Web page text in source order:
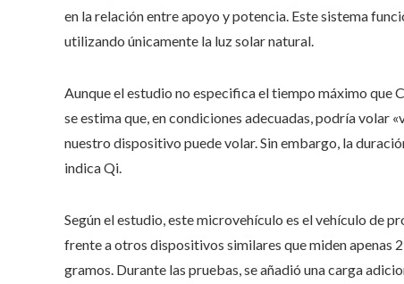
en la relación entre apoyo y potencia. Este sistema
utilizando únicamente la luz solar natural.
Aunque el estudio no especifica el tiempo máximo que
se estima que, en condiciones adecuadas, podría volar
nuestro dispositivo puede volar. Sin embargo, la
indica Qi.
Según el estudio, este microvehículo es el vehículo de
frente a otros dispositivos similares que miden apenas
gramos. Durante las pruebas, se añadió una carga